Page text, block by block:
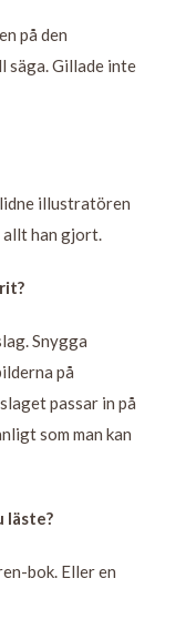
på den
säga. Gillade inte
illustratören
han gjort.
Snygga
på
passar in på
som man kan
läste?
bok. Eller en